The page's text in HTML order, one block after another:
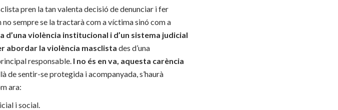
pren la tan valenta decisió de denunciar i fer
sempre se la tractarà com a víctima sinó com a
d’una violència institucional i d’un sistema judicial
abordar la violència masclista des d’una
responsable. I no és en va, aquesta carència
de sentir-se protegida i acompanyada, s’haurà
ara:
i social.